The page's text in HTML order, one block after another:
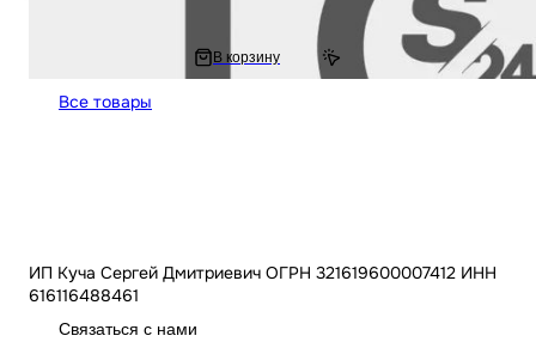
В корзину
Все товары
ИП Куча Сергей Дмитриевич ОГРН 321619600007412 ИНН
616116488461
Связаться с нами